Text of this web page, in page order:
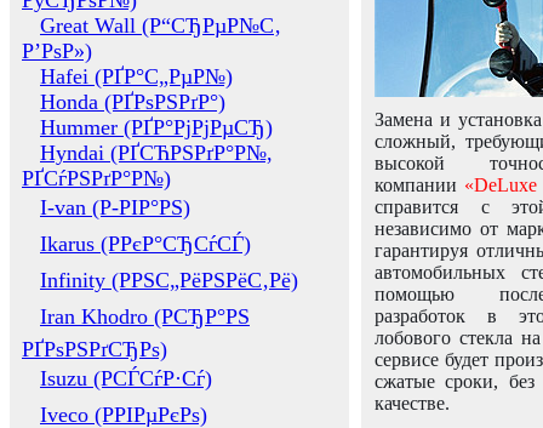
Great Wall (Р“СЂРµР№С‚
Р’РѕР»)
Hafei (РҐР°С„РµР№)
Honda (РҐРѕРЅРґР°)
Hummer (РҐР°РјРјРµСЂ)
Hyndai (РҐСЋРЅРґР°Р№,
РҐСѓРЅРґР°Р№)
I-van (Р-РІР°РЅ)
Ikarus (РРєР°СЂСѓСЃ)
Infinity (РРЅС„РёРЅРёС‚Рё)
Iran Khodro (РСЂР°РЅ
РҐРѕРЅРґСЂРѕ)
Isuzu (РСЃСѓР·Сѓ)
Iveco (РРІРµРєРѕ)
Замена и
сложный,
высокой
компании «DeLuxe
справится с
независимо от
гарантируя
автомобильных
помощью
разработок в
лобового стекла
сервисе будет
сжатые сроки,
качестве.